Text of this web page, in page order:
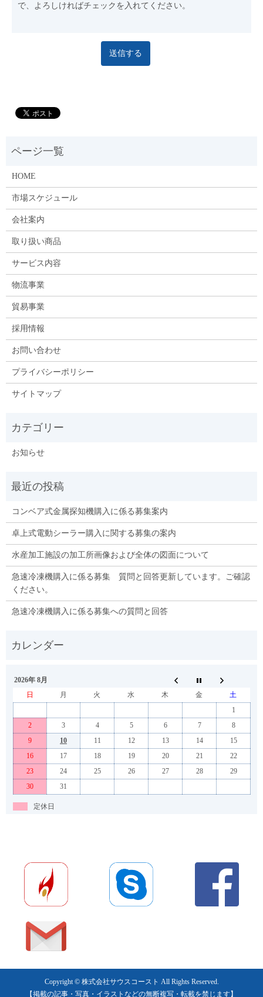
で、よろしければチェックを入れてください。
HOME
市場スケジュール
会社案内
取り扱い商品
サービス内容
物流事業
貿易事業
採用情報
お問い合わせ
プライバシーポリシー
サイトマップ
お知らせ
コンベア式金属探知機購入に係る募集案内
卓上式電動シーラー購入に関する募集の案内
水産加工施設の加工所画像および全体の図面について
急速冷凍機購入に係る募集 質問と回答更新しています。ご確認
ください。
急速冷凍機購入に係る募集への質問と回答
2026年 8月
日
月 火 水 木 金
土
1
2
3 4 5 6 7
8
9
10 11 12 13 14
15
16
17 18 19 20 21
22
23
24 25 26 27 28
29
30
31
定休日
Copyright © 株式会社サウスコースト All Rights Reserved.
【掲載の記事・写真・イラストなどの無断複写・転載を禁じます】